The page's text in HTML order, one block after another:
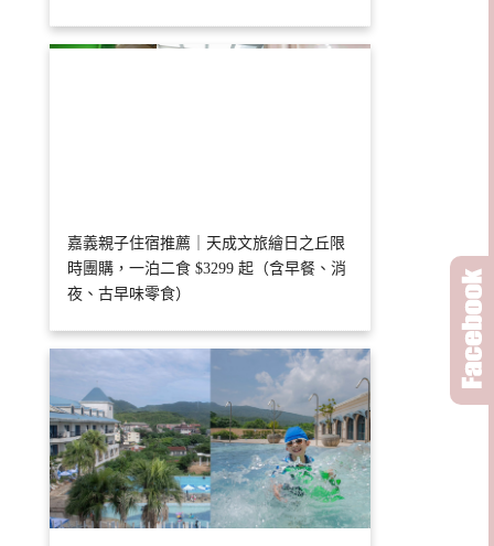
嘉義親子住宿推薦｜天成文旅繪日之丘限
時團購，一泊二食 $3299 起（含早餐、消
夜、古早味零食）